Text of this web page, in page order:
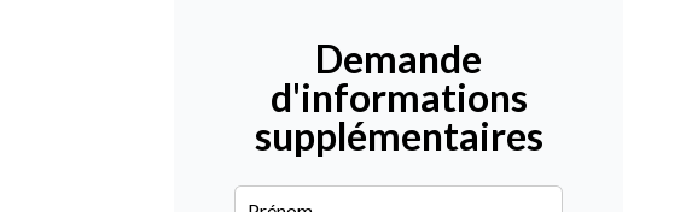
Demande
d'informations
supplémentaires